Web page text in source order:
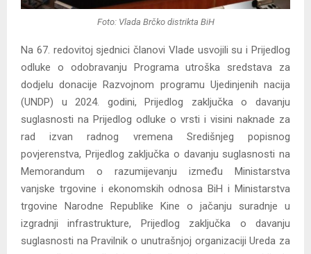
Foto: Vlada Brčko distrikta BiH
Na 67. redovitoj sjednici članovi Vlade usvojili su i Prijedlog
odluke o odobravanju Programa utroška sredstava za
dodjelu donacije Razvojnom programu Ujedinjenih nacija
(UNDP) u 2024. godini, Prijedlog zaključka o davanju
suglasnosti na Prijedlog odluke o vrsti i visini naknade za
rad izvan radnog vremena Središnjeg popisnog
povjerenstva, Prijedlog zaključka o davanju suglasnosti na
Memorandum o razumijevanju između Ministarstva
vanjske trgovine i ekonomskih odnosa BiH i Ministarstva
trgovine Narodne Republike Kine o jačanju suradnje u
izgradnji infrastrukture, Prijedlog zaključka o davanju
suglasnosti na Pravilnik o unutrašnjoj organizaciji Ureda za